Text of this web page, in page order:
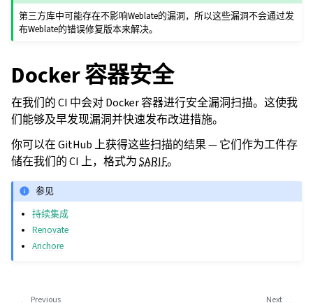
第三方库中可能存在不影响Weblate的漏洞，所以这些漏洞不会通过发
布Weblate的错误修复版本来解决。
Docker 容器安全
在我们的 CI 中会对 Docker 容器进行安全漏洞扫描。这使我
们能够及早发现漏洞并快速发布改进措施。
你可以在 GitHub 上获得这些扫描的结果 — 它们作为工件存
储在我们的 CI 上，格式为SARIF。
参见
持续集成
Renovate
Anchore
Next
Previous